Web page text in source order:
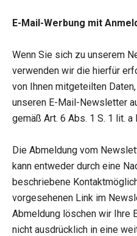
E-Mail-Werbung mit
Wenn Sie sich zu unserem
verwenden wir die hierfür
von Ihnen mitgeteilten
unseren E-Mail-Newsletter
gemäß Art. 6 Abs. 1 S. 1 lit. a
Die Abmeldung vom
kann entweder durch eine
beschriebene
vorgesehenen Link im
Abmeldung löschen wir Ihre
nicht ausdrücklich in eine